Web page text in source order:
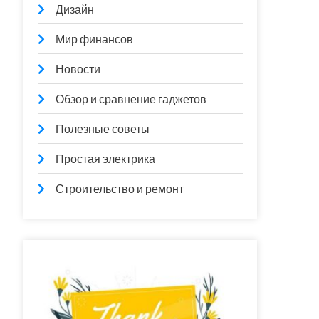
Дизайн
Мир финансов
Новости
Обзор и сравнение гаджетов
Полезные советы
Простая электрика
Строительство и ремонт